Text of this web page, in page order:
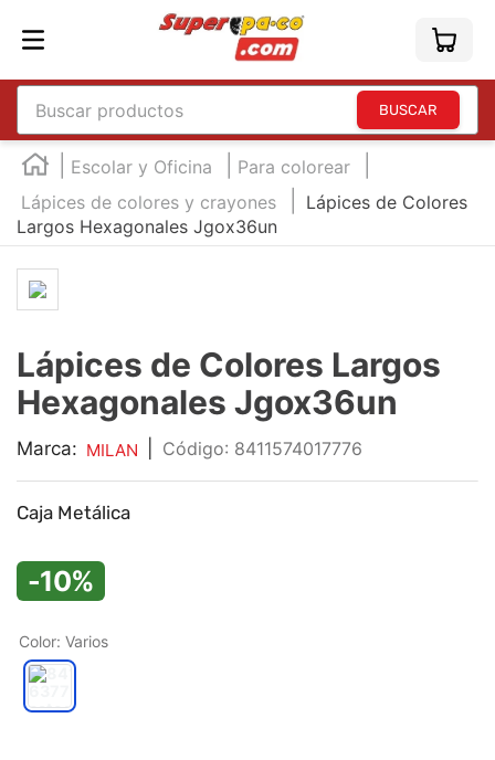
Buscar productos
Escolar y Oficina
Para colorear
Lápices de colores y crayones
Lápices de Colores
Largos Hexagonales Jgox36un
Lápices de Colores Largos
Hexagonales Jgox36un
Marca: MILAN : 8411574017776
Caja Metálica
-10%
Color: Varios
TÉRMINOS MÁS BUSCADOS
england
2.
marcador e300
3.
4.
5.
6
marcadores
audifonos
8.
teclado
9
impresora